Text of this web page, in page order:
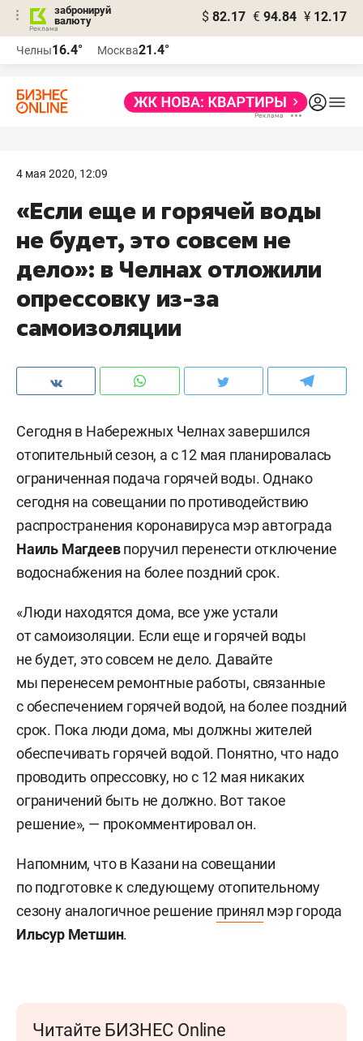
забронируй
валюту
$ 82.17 € 94.84 ¥ 12.17
Челны16.4° Москва21.4°
4 мая 2020, 12:09
«Если еще и горячей воды
не будет, это совсем не
дело»: в Челнах отложили
опрессовку из-за
самоизоляции
Сегодня в Набережных Челнах завершился
отопительный сезон, а с 12 мая планировалась
ограниченная подача горячей воды. Однако
сегодня на совещании по противодействию
распространения коронавируса мэр автограда
Наиль Магдеевпоручил перенести отключение
водоснабжения на более поздний срок.
«Люди находятся дома, все уже устали
от самоизоляции. Если еще и горячей воды
не будет, это совсем не дело. Давайте
мы перенесем ремонтные работы, связанные
с обеспечением горячей водой, на более поздний
срок. Пока люди дома, мы должны жителей
обеспечивать горячей водой. Понятно, что надо
проводить опрессовку, но с 12 мая никаких
ограничений быть не должно. Вот такое
решение», — прокомментировал он.
Напомним, что в Казани на совещании
по подготовке к следующему отопительному
сезону аналогичное решение принял мэр города
Ильсур Метшин.
Читайте БИЗНЕС Online